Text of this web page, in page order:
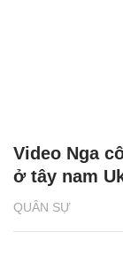
QUÂN SỰ
Video Nga
ở tây nam